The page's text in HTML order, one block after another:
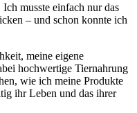
musste einfach ⁢nur das
– und schon konnte ich
meine eigene
hochwertige Tiernahrung
wie ‍ich meine Produkte
ihr Leben und das ‍ihrer​